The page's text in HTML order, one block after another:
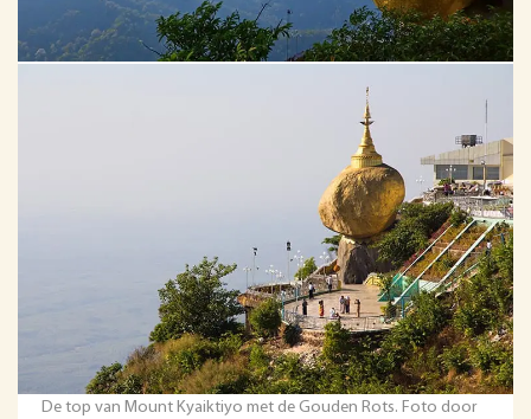
De top van Mount Kyaiktiyo met de Gouden Rots. Foto door